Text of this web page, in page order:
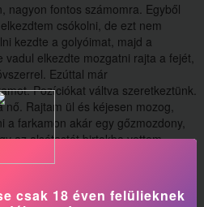
nagyon fontos számomra. Egyből
csókolni, de ezt nem
kezdte a golyóimat, majd a
vadul elkezdte mozgatni rajta a fejét,
Ezúttal már
Pozíciókat váltva szeretkeztünk.
Rajtam ül és kéjesen mozog,
a farkamon akár egy gőzmozdony,
az alsótestét birtokba vettem,
Akkor számomra egyszerre tűnt
És eltűnt az az érzés, hogy a
csak 18 éven felülieknek